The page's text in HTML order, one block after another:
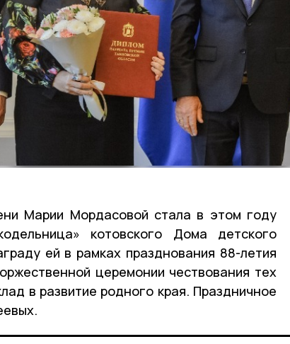
Марии Мордасовой стала в этом году
котовского Дома детского
ей в рамках празднования 88-летия
церемонии чествования тех
в развитие родного края. Праздничное